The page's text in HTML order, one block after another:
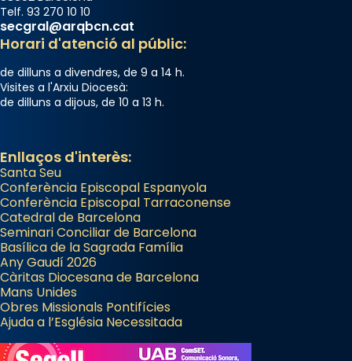
que les santes Juliana (“relatiu a Júlia”) i
Semproniana (“relatiu a Semprònia =
eterna”) són deixebles seves. I l’any 1667, el
frare Joan Gaspar Roig, afirma en una obra
que les santes són filles de l’antiga Iluro.
Mataró en reivindicarà les relíquies fins que
a la “Missa de les Santes” (“Missa de
Glòria”) fou composta el 1848 per Mn.
Manuel Blanch, amb aire d’òpera
italianitzant; s’interpreta per privilegi
pontifici, amb orquestra i cor, i té una
duració aproximada de tres hores. Després,
processó (recuperada el 1972) al voltant
del temple amb les relíquies de les santes.
Des de 1985 hi participa també un grup de
diablesses amb música i ball propis. Festa
gran a Mataró.
Telf. 93 270 10 10
secgral@arqbcn.cat
Horari d'atenció al públic:
de dilluns a divendres, de 9 a 14 h.
Visites a l'Arxiu Diocesà:
de dilluns a dijous, de 10 a 13 h.
Enllaços d'interès:
Santa Seu
Conferència Episcopal Espanyola
Conferència Episcopal Tarraconense
Catedral de Barcelona
Seminari Conciliar de Barcelona
Basílica de la Sagrada Família
Any Gaudí 2026
Càritas Diocesana de Barcelona
Mans Unides
Obres Missionals Pontifícies
Ajuda a l’Església Necessitada